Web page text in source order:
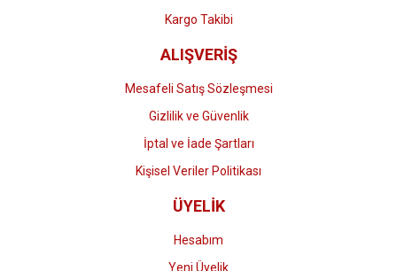
Kargo Takibi
ALIŞVERİŞ
Mesafeli Satış Sözleşmesi
Gizlilik ve Güvenlik
İptal ve İade Şartları
Kişisel Veriler Politikası
ÜYELİK
Hesabım
Yeni Üyelik